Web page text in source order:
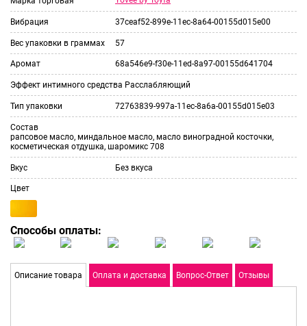
Вибрация 37ceaf52-899e-11ec-8a64-00155d015e00
Вес упаковки в граммах 57
Аромат 68a546e9-f30e-11ed-8a97-00155d641704
Эффект интимного средства Расслабляющий
Тип упаковки 72763839-997a-11ec-8a6a-00155d015e03
Состав
рапсовое масло, миндальное масло, масло виноградной косточки,
косметическая отдушка, шаромикс 708
Вкус Без вкуса
Цвет
Способы оплаты:
Описание товара Оплата и доставка Вопрос-Ответ Отзывы